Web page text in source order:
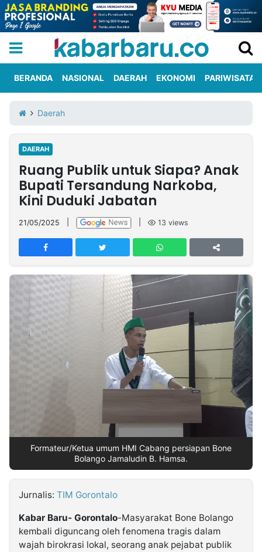
Iklan
Berita
Kami
Nasional
International
Olahraga
Entertainment
Daerah
Pariwisata
Kuliner
Kolom
Network
PT
TREETAN
INDONESIA
Partner
Insight
NTB
Suara
Time
Lens
Daily
Jogja
Jalan
Rakyat
Idealita
News
Notice
Dinamikapost.com
Radar
Baru
Seedbacklink
BERANDA NASIONAL DAERAH EKONOMI PARIWISATA
Daerah
DAERAH
Ruang Publik untuk Siapa? Anak
Bupati Tersandung Narkoba,
Kini Duduki Jabatan
21/05/2025 13 views
Formateur/Ketua umum HMI Cabang persiapan Bone
Bolango Jamaludin B. Hamsa.
Jurnalis: TIM Gorontalo
Kabar Baru- Gorontalo-Masyarakat Bone Bolango
kembali diguncang oleh fenomena tragis dalam
wajah birokrasi lokal, seorang anak pejabat publik